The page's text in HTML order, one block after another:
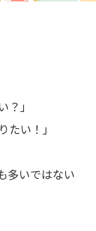
？」
たい！」
多いではない